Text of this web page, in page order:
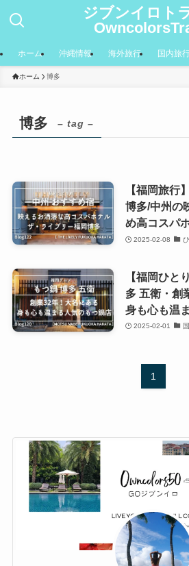
ジブンイロト
ホーム 沖縄情報 海外旅行 国内旅
ホーム 博多
博多 – tag –
【福岡旅行
博多/中州の
め高コスパ
2025-02-08
【福岡ひと
多 五衛・創
身も心も温
2025-02-01
1